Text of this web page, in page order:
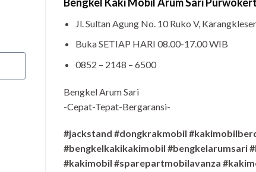
Jl. Sultan Agung No. 10 Ruko V,
Buka SETIAP HARI 08.00-17.00 WIB
0852 – 2148 – 6500
Bengkel Arum Sari
-Cepat-Tepat-Bergaransi-
#jackstand #dongkrakmobil
#bengkelkakikakimobil #bengkelarumsari
#kakimobil #sparepartmobilavanza